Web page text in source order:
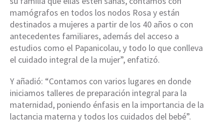
mamógrafos en todos los nodos Rosa y están
destinados a mujeres a partir de los 40 años o con
antecedentes familiares, además del acceso a
estudios como el Papanicolau, y todo lo que conlleva
el cuidado integral de la mujer”, enfatizó.
Y añadió: “Contamos con varios lugares en donde
iniciamos talleres de preparación integral para la
maternidad, poniendo énfasis en la importancia de la
lactancia materna y todos los cuidados del bebé”.